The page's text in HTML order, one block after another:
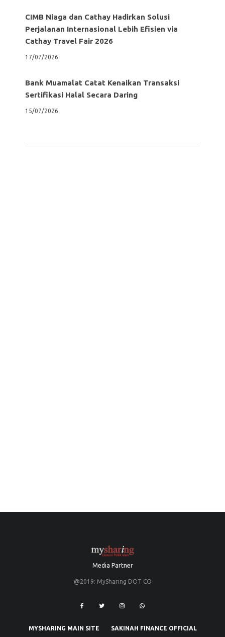
CIMB Niaga dan Cathay Hadirkan Solusi
Perjalanan Internasional Lebih Efisien via
Cathay Travel Fair 2026
17/07/2026
Bank Muamalat Catat Kenaikan Transaksi
Sertifikasi Halal Secara Daring
15/07/2026
Media Partner
@2019: MySharing DOT CO
MYSHARING MAIN SITE SAKINAH FINANCE OFFICIAL